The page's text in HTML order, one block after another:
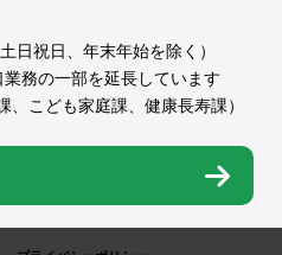
日祝日、年末年始を除く）
務の一部を延長しています
、こども家庭課、健康長寿課）